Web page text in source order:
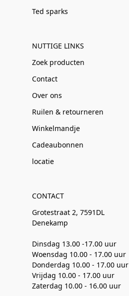
Ted sparks
NUTTIGE LINKS
Zoek producten
Contact
Over ons
Ruilen & retourneren
Winkelmandje
Cadeaubonnen
locatie
CONTACT
Grotestraat 2, 7591DL
Denekamp
Dinsdag 13.00 -17.00 uur
Woensdag 10.00 - 17.00 uur
Donderdag 10.00 - 17.00 uur
Vrijdag 10.00 - 17.00 uur
Zaterdag 10.00 - 16.00 uur